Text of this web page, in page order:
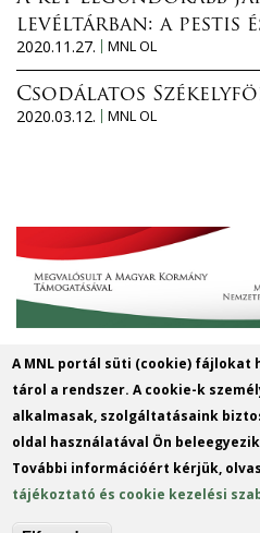
levéltárban: a pestis
2020.11.27.
MNL OL
Csodálatos
2020.03.12.
MNL OL
Magyar
Sopron
9022
Telefon:
A MNL portál süti (cookie) fájlokat
tárol a rendszer. A cookie-k
alkalmasak, szolgáltatásaink
oldal használatával Ön
További információért kérjük,
tájékoztató és cookie kezelési